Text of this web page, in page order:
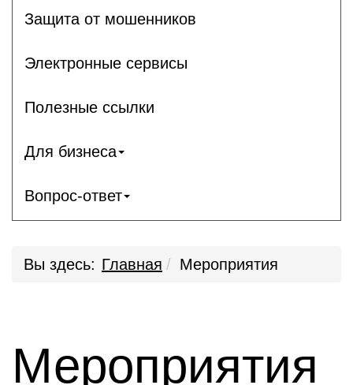
Защита от мошенников
Электронные сервисы
Полезные ссылки
Для бизнеса
Вопрос-ответ
Вы здесь: Главная Мероприятия
Мероприятия